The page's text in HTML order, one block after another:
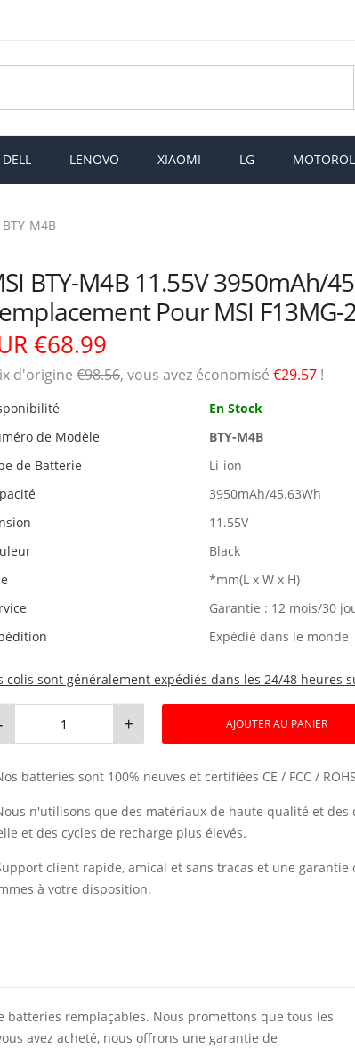
DELL LENOVO XIAOMI LG
M4B
BTY-M4B 11.55V 3950mAh/
Pour MSI F13MG-
€68.99
​​d'origine €98.56, vous avez économisé €29.57 !
En Stock
de Modèle
BTY-M4B
de Batterie
Li-ion
3950mAh/45.63Wh
11.55V
Black
*mm(L x W x H)
Garantie : 12 mois/30
Expédié dans le monde
colis sont généralement expédiés dans les 24/48 heures
+ AJOUTER AU PANIER
batteries sont 100% neuves et certifiées CE / FCC /
n'utilisons que des matériaux de haute qualité et
et des cycles de recharge plus élevés.
client rapide, amical et sans tracas et une
à votre disposition.
remplaçables. Nous promettons que tous les
avez acheté, nous offrons une garantie de